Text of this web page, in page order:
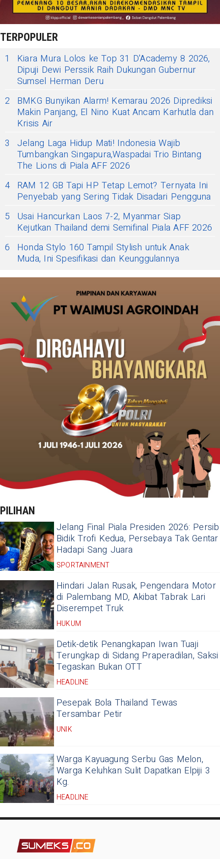
TERPOPULER
1
Kiara Mura Lolos ke Top 31 D'Academy 8 2026,
Dipuji Dewi Perssik Raih Dukungan Gubernur
Sumsel Herman Deru
2
BMKG Bunyikan Alarm! Kemarau 2026 Diprediksi
Makin Panjang, El Nino Kuat Ancam Karhutla dan
Krisis Air
3
Jelang Laga Hidup Mati! Indonesia Wajib
Tumbangkan Singapura,Waspadai Trio Bintang
The Lions di Piala AFF 2026
4 RAM 12 GB Tapi HP Tetap Lemot? Ternyata Ini
Penyebab yang Sering Tidak Disadari Pengguna
5
Usai Hancurkan Laos 7-2, Myanmar Siap
Kejutkan Thailand demi Semifinal Piala AFF 2026
6
Honda Stylo 160 Tampil Stylish untuk Anak
Muda, Ini Spesifikasi dan Keunggulannya
PILIHAN
Jelang Final Piala Presiden 2026: Persib
Bidik Trofi Kedua, Persebaya Tak Gentar
Hadapi Sang Juara
SPORTAINMENT
Hindari Jalan Rusak, Pengendara Motor
di Palembang MD, Akibat Tabrak Lari
Diserempet Truk
HUKUM
Detik-detik Penangkapan Iwan Tuaji
Terungkap di Sidang Praperadilan, Saksi
Tegaskan Bukan OTT
HEADLINE
Pesepak Bola Thailand Tewas
Tersambar Petir
UNIK
Warga Kayuagung Serbu Gas Melon,
Warga Keluhkan Sulit Dapatkan Elpiji 3
Kg.
HEADLINE